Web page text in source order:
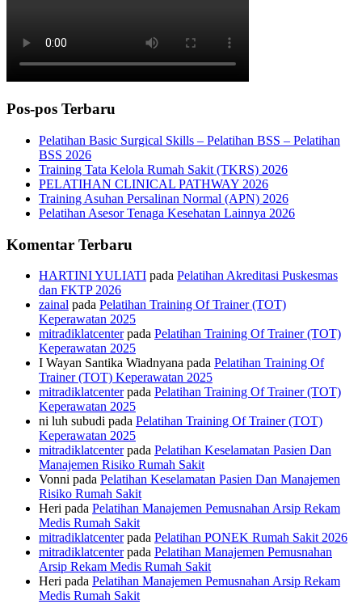
Pos-pos Terbaru
Pelatihan Basic Surgical Skills – Pelatihan BSS – Pelatihan
BSS 2026
Training Tata Kelola Rumah Sakit (TKRS) 2026
PELATIHAN CLINICAL PATHWAY 2026
Training Asuhan Persalinan Normal (APN) 2026
Pelatihan Asesor Tenaga Kesehatan Lainnya 2026
Komentar Terbaru
HARTINI YULIATI pada Pelatihan Akreditasi Puskesmas
dan FKTP 2026
zainal pada Pelatihan Training Of Trainer (TOT)
Keperawatan 2025
mitradiklatcenterpada Pelatihan Training Of Trainer (TOT)
Keperawatan 2025
I Wayan Santika Wiadnyana pada Pelatihan Training Of
Trainer (TOT) Keperawatan 2025
mitradiklatcenterpada Pelatihan Training Of Trainer (TOT)
Keperawatan 2025
ni luh subudi pada Pelatihan Training Of Trainer (TOT)
Keperawatan 2025
mitradiklatcenterpada Pelatihan Keselamatan Pasien Dan
Manajemen Risiko Rumah Sakit
Vonni pada Pelatihan Keselamatan Pasien Dan Manajemen
Risiko Rumah Sakit
Heri pada Pelatihan Manajemen Pemusnahan Arsip Rekam
Medis Rumah Sakit
mitradiklatcenterpada Pelatihan PONEK Rumah Sakit 2026
mitradiklatcenterpada Pelatihan Manajemen Pemusnahan
Arsip Rekam Medis Rumah Sakit
Heri pada Pelatihan Manajemen Pemusnahan Arsip Rekam
Medis Rumah Sakit